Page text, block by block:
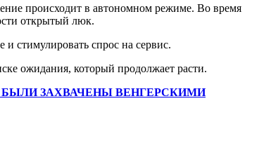
происходит в автономном режиме. Во время
открытый люк.
стимулировать спрос на сервис.
ожидания, который продолжает расти.
БЫЛИ ЗАХВАЧЕНЫ ВЕНГЕРСКИМИ